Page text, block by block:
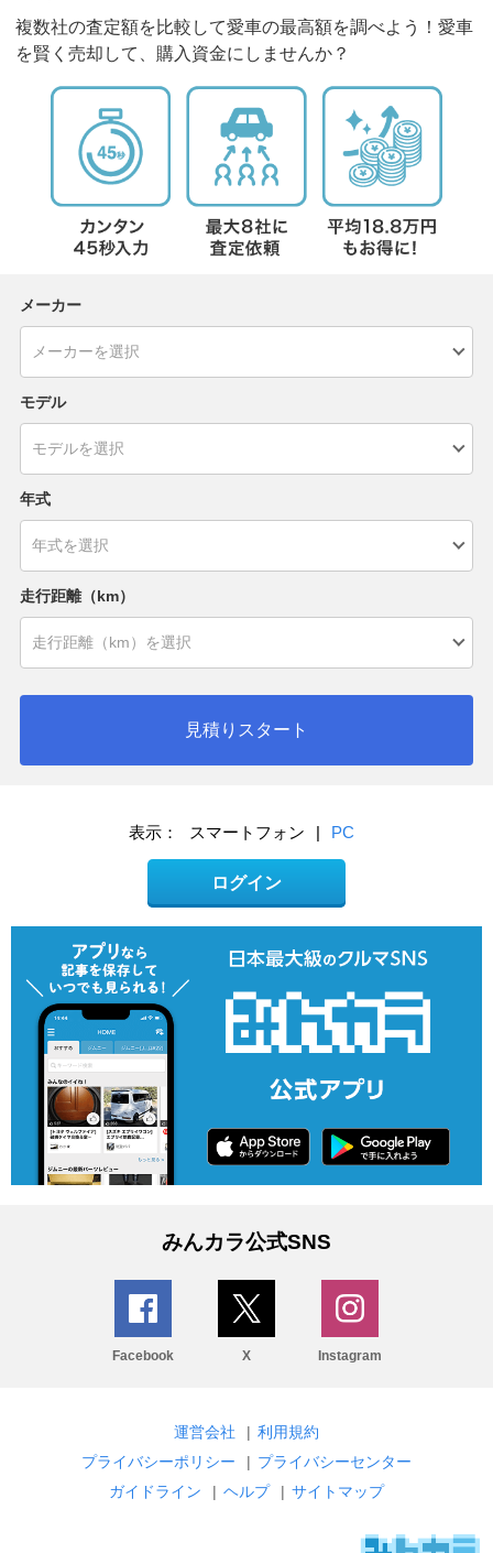
複数社の査定額を比較して愛車の最高額を調べよう！愛車
を賢く売却して、購入資金にしませんか？
メーカー
モデル
年式
走行距離（km）
見積りスタート
表示： スマートフォン | PC
ログイン
みんカラ公式SNS
Facebook X Instagram
運営会社 | 利用規約
プライバシーポリシー
| プライバシーセンター
ガイドライン
| ヘルプ | サイトマップ